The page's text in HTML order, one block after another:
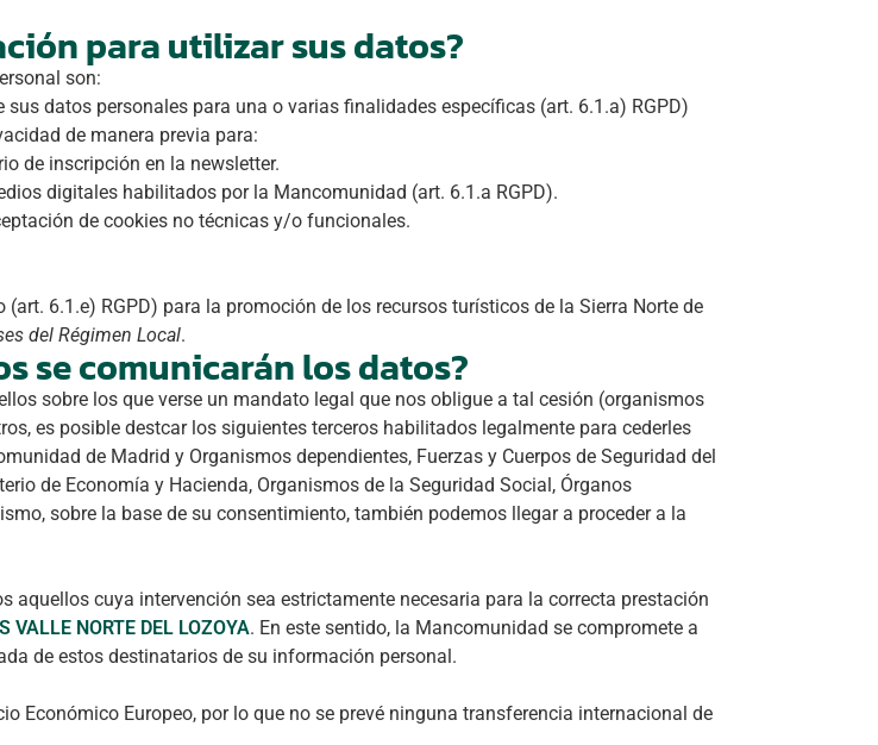
para utilizar sus datos?
son:
datos personales para una o varias finalidades específicas (art. 6.1.a) RGPD)
de manera previa para:
de inscripción en la newsletter.
digitales habilitados por la Mancomunidad (art. 6.1.a RGPD).
de cookies no técnicas y/o funcionales.
6.1.e) RGPD) para la promoción de los recursos turísticos de la Sierra Norte de
del Régimen Local.
se comunicarán los datos?
sobre los que verse un mandato legal que nos obligue a tal cesión (organismos
es posible destcar los siguientes terceros habilitados legalmente para cederles
de Madrid y Organismos dependientes, Fuerzas y Cuerpos de Seguridad del
de Economía y Hacienda, Organismos de la Seguridad Social, Órganos
sobre la base de su consentimiento, también podemos llegar a proceder a la
cuya intervención sea estrictamente necesaria para la correcta prestación
VALLE NORTE DEL LOZOYA. En este sentido, la Mancomunidad se compromete a
de estos destinatarios de su información personal.
Económico Europeo, por lo que no se prevé ninguna transferencia internacional de